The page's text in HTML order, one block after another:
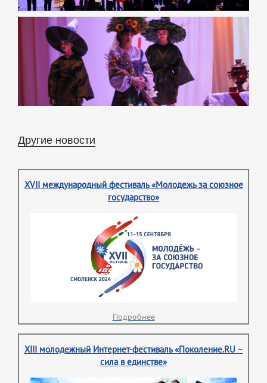
Другие новости
XVII международный фестиваль «Молодежь за союзное
государство»
Подробнее
XIII молодежный Интернет-фестиваль «Поколение.RU –
сила в единстве»